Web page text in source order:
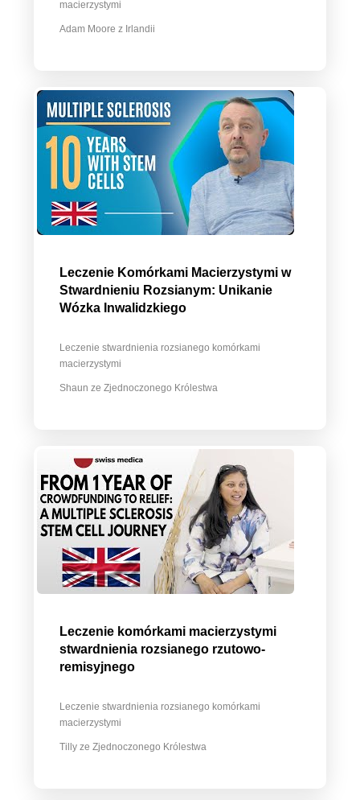
macierzystymi
Adam Moore z Irlandii
Leczenie Komórkami Macierzystymi w
Stwardnieniu Rozsianym: Unikanie
Wózka Inwalidzkiego
Leczenie stwardnienia rozsianego komórkami
macierzystymi
Shaun ze Zjednoczonego Królestwa
Leczenie komórkami macierzystymi
stwardnienia rozsianego rzutowo-
remisyjnego
Leczenie stwardnienia rozsianego komórkami
macierzystymi
Tilly ze Zjednoczonego Królestwa